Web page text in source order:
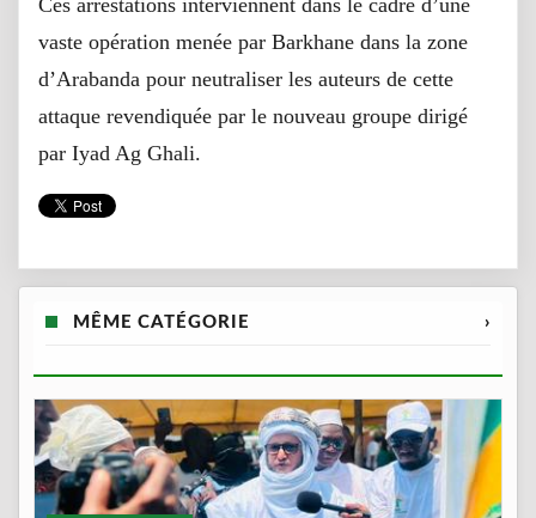
vaste opération menée par Barkhane dans la zone
d’Arabanda pour neutraliser les auteurs de cette
attaque revendiquée par le nouveau groupe dirigé
par Iyad Ag Ghali.
MÊME CATÉGORIE ›